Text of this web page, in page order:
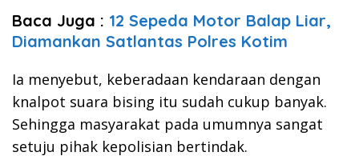
Baca Juga : 12 Sepeda Motor Balap Liar,
Diamankan Satlantas Polres Kotim
Ia menyebut, keberadaan kendaraan dengan
knalpot suara bising itu sudah cukup banyak.
Sehingga masyarakat pada umumnya sangat
setuju pihak kepolisian bertindak.